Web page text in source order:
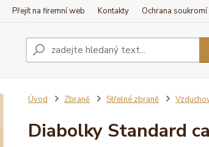
Přejít na firemní web Kontakty Ochrana soukromí
Úvod Zbraně Střelné zbraně
Diabolky Standard